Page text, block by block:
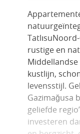
rustige en
kustlijn,
levensstijl.
Gazimağusa
geliefde
investeren